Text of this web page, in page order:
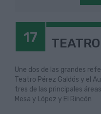
17
Une dos de las grandes
Teatro Pérez Galdós y el
tres de las principales
Mesa y López y El Rincón